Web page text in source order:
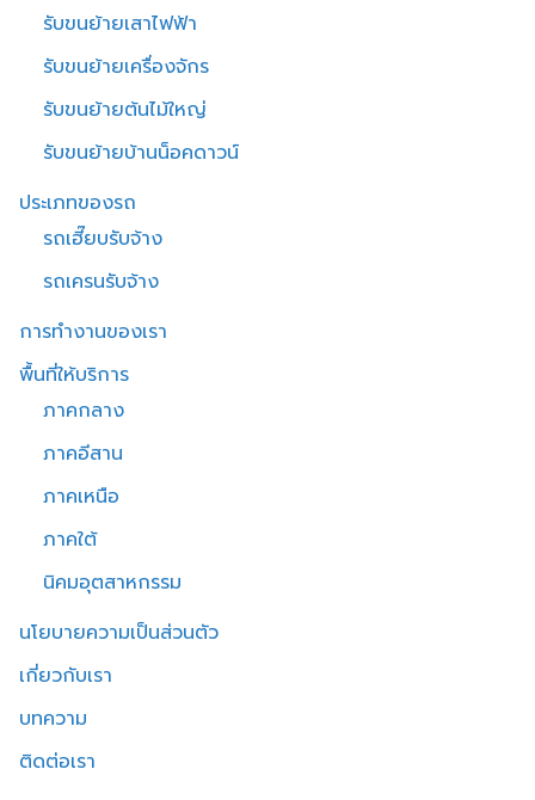
รับขนย้ายเสาไฟฟ้า
รับขนย้ายเครื่องจักร
รับขนย้ายต้นไม้ใหญ่
รับขนย้ายบ้านน็อคดาวน์
ประเภทของรถ
รถเฮี๊ยบรับจ้าง
รถเครนรับจ้าง
การทำงานของเรา
พื้นที่ให้บริการ
ภาคกลาง
ภาคอีสาน
ภาคเหนือ
ภาคใต้
นิคมอุตสาหกรรม
นโยบายความเป็นส่วนตัว
เกี่ยวกับเรา
บทความ
ติดต่อเรา